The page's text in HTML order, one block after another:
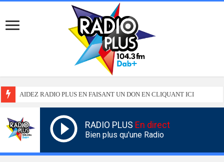
AIDEZ RADIO PLUS EN FAISANT UN DON EN CLIQUANT ICI
RADIO PLUS En direct
Bien plus qu'une Radio